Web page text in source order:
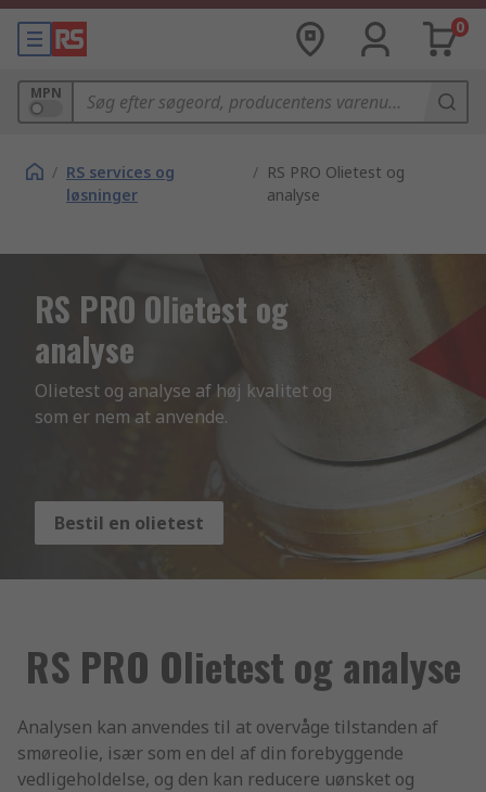
0
MPN
/ RS services og
løsninger
/ RS PRO Olietest og
analyse
RS PRO Olietest og
analyse
Olietest og analyse af høj kvalitet og
som er nem at anvende.
Bestil en olietest
RS PRO Olietest og analyse
Analysen kan anvendes til at overvåge tilstanden af
smøreolie, især som en del af din forebyggende
vedligeholdelse, og den kan reducere uønsket og